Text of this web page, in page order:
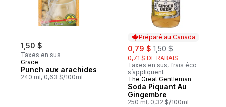
1,50 $
Taxes en sus
Grace
Punch aux arachides
240 ml, 0,63 $/100ml
Préparé au Canada
sale:
0,79 $ , formerly:
1,50 $
0,71 $ DE RABAIS
Taxes en sus, frais éco
s’appliquent
Préparé au Canada
The Great Gentleman
Soda Piquant Au
Gingembre
250 ml, 0,32 $/100ml